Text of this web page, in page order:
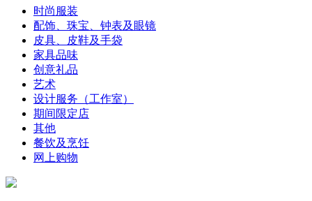
时尚服装
配饰、珠宝、钟表及眼镜
皮具、皮鞋及手袋
家具品味
创意礼品
艺术
设计服务（工作室）
期间限定店
其他
餐饮及烹饪
网上购物